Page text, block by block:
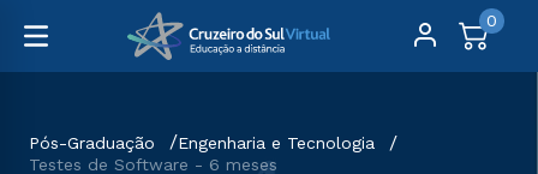
0
Pós-Graduação
Engenharia e Tecnologia
Testes de Software - 6 meses